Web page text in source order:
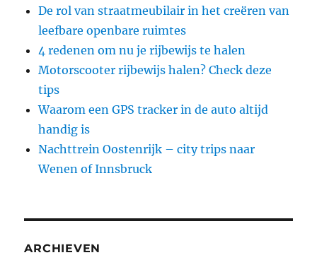
De rol van straatmeubilair in het creëren van
leefbare openbare ruimtes
4 redenen om nu je rijbewijs te halen
Motorscooter rijbewijs halen? Check deze
tips
Waarom een GPS tracker in de auto altijd
handig is
Nachttrein Oostenrijk – city trips naar
Wenen of Innsbruck
ARCHIEVEN